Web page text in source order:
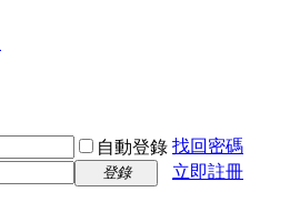
自動登錄 找回密碼
登錄
立即註冊